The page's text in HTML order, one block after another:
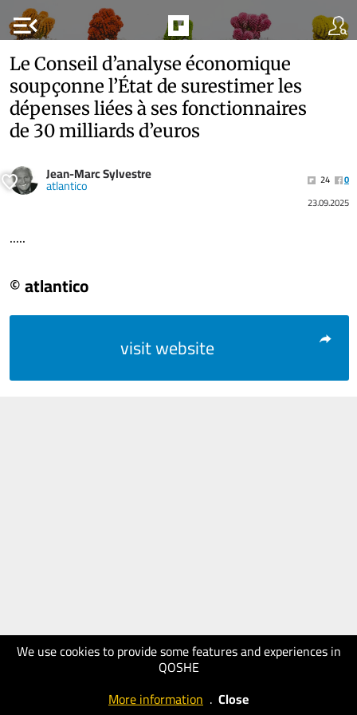
menu_open
We use cookies to provide some features and experiences in
QOSHE
More information . Close
Le Conseil d’analyse économique
soupçonne l’État de surestimer les
dépenses liées à ses fonctionnaires
de 30 milliards d’euros
Jean-Marc Sylvestre
atlantico 24
0
23.09.2025
.....
© atlantico
visit website